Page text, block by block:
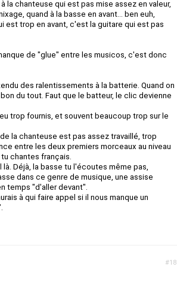
la chanteuse qui est pas mise assez en valeur,
quand à la basse en avant... ben euh,
est trop en avant, c'est la guitare qui est pas
de "glue" entre les musicos, c'est donc
des ralentissements à la batterie. Quand on
du tout. Faut que le batteur, le clic devienne
trop fournis, et souvent beaucoup trop sur le
la chanteuse est pas assez travaillé, trop
entre les deux premiers morceaux au niveau
chantes français.
Déjà, la basse tu l'écoutes même pas,
dans ce genre de musique, une assise
temps "d'aller devant".
à qui faire appel si il nous manque un
#18